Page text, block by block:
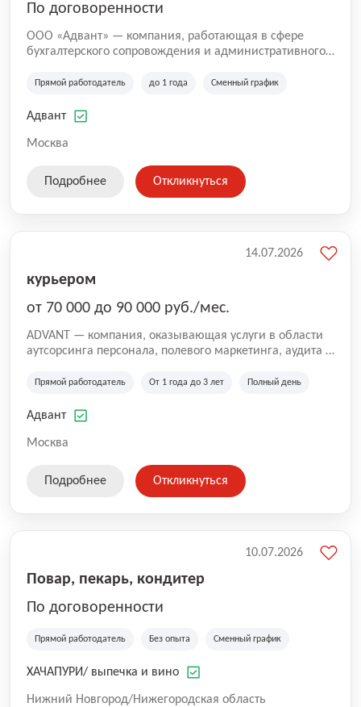
По договоренности
ООО «Адвант» — компания, работающая в сфере
бухгалтерского сопровождения и административного
зарегистрирована в Санкт-Петербурге и
лиц и коммерческих организаций.
Прямой работодатель до 1 года Сменный график
Адвант
Москва
Подробнее Откликнуться
курьером
от 70 000 до 90 000 руб./мес.
ADVANT — компания, оказывающая услуги в области
аутсорсинга персонала, полевого маркетинга, аудита и
региональных клиентов. Мы работаем на рынке с
Казахстана и Беларуси, сотрудничая с компаниями из
Прямой работодатель От 1 года до 3 лет Полный день
Адвант
Москва
14.07.2026
Подробнее Откликнуться
Повар, пекарь, кондитер
По договоренности
Прямой работодатель Без опыта Сменный график
ХАЧАПУРИ/ выпечка и вино
Нижний Новгород/Нижегородская область
10.07.2026